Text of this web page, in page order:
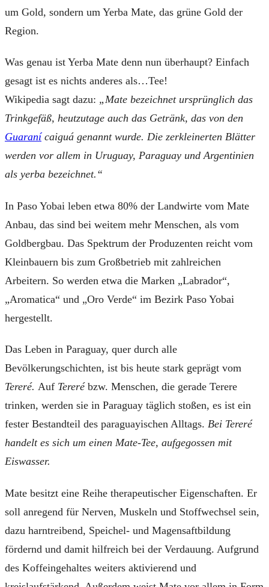
um Gold, sondern um Yerba Mate, das grüne Gold der
Region.
Was genau ist Yerba Mate denn nun überhaupt? Einfach
gesagt ist es nichts anderes als…Tee!
Wikipedia sagt dazu: „Mate bezeichnet ursprünglich das
Trinkgefäß, heutzutage auch das Getränk, das von den
Guaranícaiguá genannt wurde. Die zerkleinerten Blätter
werden vor allem in Uruguay, Paraguay und Argentinien
als yerba bezeichnet.“
In Paso Yobai leben etwa 80% der Landwirte vom Mate
Anbau, das sind bei weitem mehr Menschen, als vom
Goldbergbau. Das Spektrum der Produzenten reicht vom
Kleinbauern bis zum Großbetrieb mit zahlreichen
Arbeitern. So werden etwa die Marken „Labrador“,
„Aromatica“ und „Oro Verde“ im Bezirk Paso Yobai
hergestellt.
Das Leben in Paraguay, quer durch alle
Bevölkerungschichten, ist bis heute stark geprägt vom
Tereré. Auf Tereré bzw. Menschen, die gerade Terere
trinken, werden sie in Paraguay täglich stoßen, es ist ein
fester Bestandteil des paraguayischen Alltags. Bei Tereré
handelt es sich um einen Mate-Tee, aufgegossen mit
Eiswasser.
Mate besitzt eine Reihe therapeutischer Eigenschaften. Er
soll anregend für Nerven, Muskeln und Stoffwechsel sein,
dazu harntreibend, Speichel- und Magensaftbildung
fördernd und damit hilfreich bei der Verdauung. Aufgrund
des Koffeingehaltes weiters aktivierend und